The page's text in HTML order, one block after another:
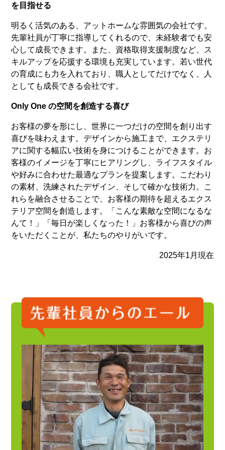
を目指せる
明るく活気のある、アットホームな雰囲気の会社です。
先輩社員が丁寧に指導してくれるので、未経験者でも安
心して成長できます。また、資格取得支援制度など、ス
キルアップを応援する環境も充実しています。若い世代
の育成にも力を入れており、職人としてだけでなく、人
としても成長できる会社です。
Only Oneの空間を創造する喜び
お客様の夢を形にし、世界に一つだけの空間を創り出す
喜びを味わえます。デザインから施工まで、エクステリ
アに関する幅広い技術を身につけることができます。お
客様のイメージを丁寧にヒアリングし、ライフスタイル
や好みに合わせた最適なプランを提案します。こだわり
の素材、洗練されたデザイン、そして確かな技術力。こ
れらを融合させることで、お客様の期待を超えるエクス
テリア空間を創造します。「こんな素敵な空間になるな
んて！」「毎日が楽しくなった！」お客様から喜びの声
をいただくことが、私たちのやりがいです。
2025年1月現在